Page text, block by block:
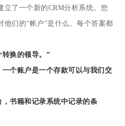
立了一个新的CRM分析系统。您
他们的“帐户”是什么。每个答案都
转换的领导。”
个账户是一个存款可以与我们交
书籍和记录系统中记录的条